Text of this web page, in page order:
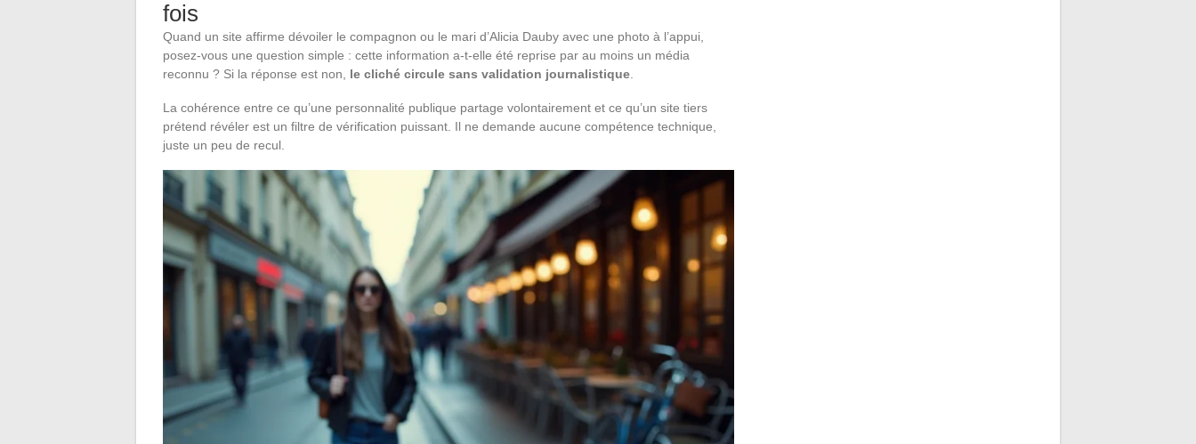
fois
Quand un site affirme dévoiler le compagnon ou le mari d’Alicia Dauby avec une photo à l’appui,
posez-vous une question simple : cette information a-t-elle été reprise par au moins un média
reconnu ? Si la réponse est non, le cliché circule sans validation journalistique.
La cohérence entre ce qu’une personnalité publique partage volontairement et ce qu’un site tiers
prétend révéler est un filtre de vérification puissant. Il ne demande aucune compétence technique,
juste un peu de recul.